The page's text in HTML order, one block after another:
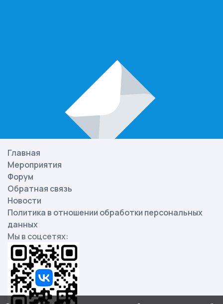
Главная
Мероприятия
Форум
Обратная связь
Новости
Политика в отношении обработки персональных
данных
Мы в соцсетях: